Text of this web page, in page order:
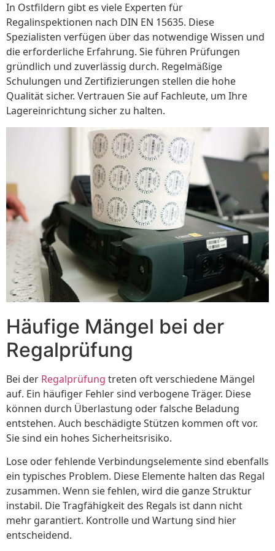
In Ostfildern gibt es viele Experten für
Regalinspektionen nach DIN EN 15635. Diese
Spezialisten verfügen über das notwendige Wissen und
die erforderliche Erfahrung. Sie führen Prüfungen
gründlich und zuverlässig durch. Regelmäßige
Schulungen und Zertifizierungen stellen die hohe
Qualität sicher. Vertrauen Sie auf Fachleute, um Ihre
Lagereinrichtung sicher zu halten.
Häufige Mängel bei der
Regalprüfung
Bei der Regalprüfung treten oft verschiedene Mängel
auf. Ein häufiger Fehler sind verbogene Träger. Diese
können durch Überlastung oder falsche Beladung
entstehen. Auch beschädigte Stützen kommen oft vor.
Sie sind ein hohes Sicherheitsrisiko.
Lose oder fehlende Verbindungselemente sind ebenfalls
ein typisches Problem. Diese Elemente halten das Regal
zusammen. Wenn sie fehlen, wird die ganze Struktur
instabil. Die Tragfähigkeit des Regals ist dann nicht
mehr garantiert. Kontrolle und Wartung sind hier
entscheidend.